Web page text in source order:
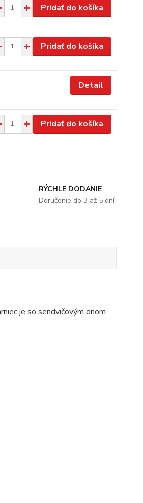
Pridať do košíka
Pridať do košíka
Detail
Pridať do košíka
RÝCHLE DODANIE
Doručenie do 3 až 5 dní
je so sendvičovým dnom.